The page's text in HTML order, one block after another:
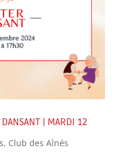
| MARDI 12
, Club des Aînés